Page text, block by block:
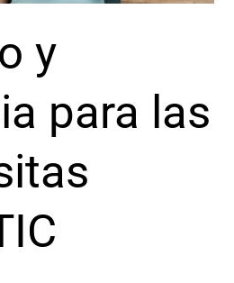
y
para las